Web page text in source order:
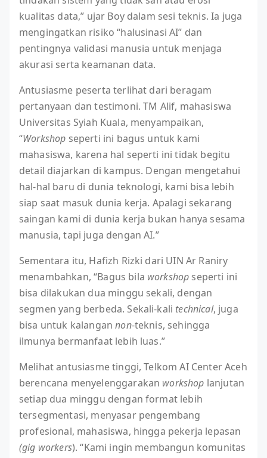
kualitas data,” ujar Boy dalam sesi teknis. Ia juga
mengingatkan risiko “halusinasi AI” dan
pentingnya validasi manusia untuk menjaga
akurasi serta keamanan data.
Antusiasme peserta terlihat dari beragam
pertanyaan dan testimoni. TM Alif, mahasiswa
Universitas Syiah Kuala, menyampaikan,
“Workshop seperti ini bagus untuk kami
mahasiswa, karena hal seperti ini tidak begitu
detail diajarkan di kampus. Dengan mengetahui
hal-hal baru di dunia teknologi, kami bisa lebih
siap saat masuk dunia kerja. Apalagi sekarang
saingan kami di dunia kerja bukan hanya sesama
manusia, tapi juga dengan AI.”
Sementara itu, Hafizh Rizki dari UIN Ar Raniry
menambahkan, “Bagus bila workshop seperti ini
bisa dilakukan dua minggu sekali, dengan
segmen yang berbeda. Sekali-kali technical, juga
bisa untuk kalangannon-teknis, sehingga
ilmunya bermanfaat lebih luas.”
Melihat antusiasme tinggi, Telkom AI Center Aceh
berencana menyelenggarakan workshop lanjutan
setiap dua minggu dengan format lebih
tersegmentasi, menyasar pengembang
profesional, mahasiswa, hingga pekerja lepasan
(gig workers). “Kami ingin membangun komunitas